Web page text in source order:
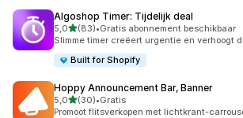
Algoshop Timer: Tijdelijk deal
5,0van 5 sterren
(83)
83 recensies in totaal
•Gratis abonnement beschikbaar
Slimme timer creëert urgentie en verhoogt
Built for Shopify
Hoppy Announcement Bar, Banner
5,0van 5 sterren
(30)
30 recensies in totaal
•Gratis
Promoot flitsverkopen met lichtkrant-